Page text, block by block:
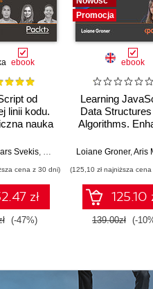
ebook
od
linii kodu.
nauka
aplikacji
Svekis, Maaike van Putten,Rob
cena z 30 dni)
zł
(-47%)
Promocja
ebook
Learning
Data
Algorithms.
skills in
Fourth
Loiane Groner,Aris
(125,10 zł najniższa
125.10
139.00zł (-